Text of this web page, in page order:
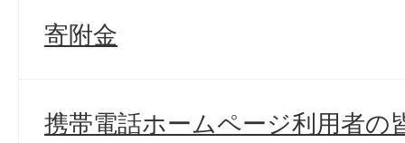
寄附金
携帯電話ホームページ利用者の